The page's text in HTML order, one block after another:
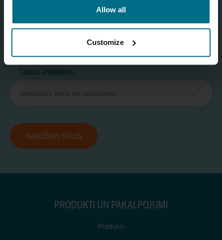
Allow all
Customize
Lūdzu, izvēlieties.
NĀKOŠAIS SOLIS
PRODUKTI UN PAKALPOJUMI
Produkti